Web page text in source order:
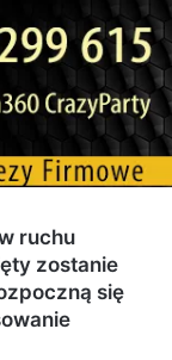
ruchu
zostanie
się